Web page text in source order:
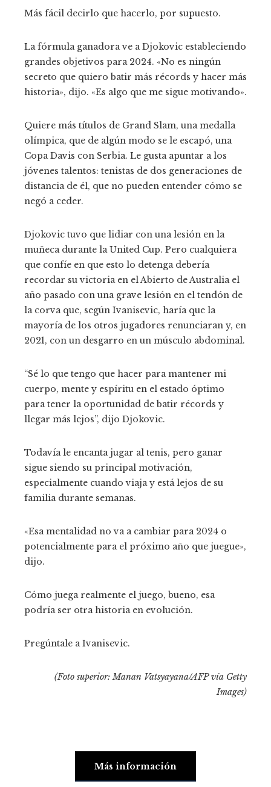
Más fácil decirlo que hacerlo, por supuesto.
La fórmula ganadora ve a Djokovic estableciendo
grandes objetivos para 2024. «No es ningún
secreto que quiero batir más récords y hacer más
historia», dijo. «Es algo que me sigue motivando».
Quiere más títulos de Grand Slam, una medalla
olímpica, que de algún modo se le escapó, una
Copa Davis con Serbia. Le gusta apuntar a los
jóvenes talentos: tenistas de dos generaciones de
distancia de él, que no pueden entender cómo se
negó a ceder.
Djokovic tuvo que lidiar con una lesión en la
muñeca durante la United Cup. Pero cualquiera
que confíe en que esto lo detenga debería
recordar su victoria en el Abierto de Australia el
año pasado con una grave lesión en el tendón de
la corva que, según Ivanisevic, haría que la
mayoría de los otros jugadores renunciaran y, en
2021, con un desgarro en un músculo abdominal.
“Sé lo que tengo que hacer para mantener mi
cuerpo, mente y espíritu en el estado óptimo
para tener la oportunidad de batir récords y
llegar más lejos”, dijo Djokovic.
Todavía le encanta jugar al tenis, pero ganar
sigue siendo su principal motivación,
especialmente cuando viaja y está lejos de su
familia durante semanas.
«Esa mentalidad no va a cambiar para 2024 o
potencialmente para el próximo año que juegue»,
dijo.
Cómo juega realmente el juego, bueno, esa
podría ser otra historia en evolución.
Pregúntale a Ivanisevic.
(Foto superior: Manan Vatsyayana/AFP vía Getty
Images)
Más información